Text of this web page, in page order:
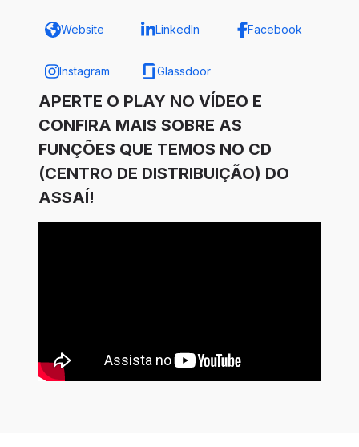
Website LinkedIn Facebook
Instagram Glassdoor
APERTE O PLAY NO VÍDEO E
CONFIRA MAIS SOBRE AS
FUNÇÕES QUE TEMOS NO CD
(CENTRO DE DISTRIBUIÇÃO) DO
ASSAÍ!